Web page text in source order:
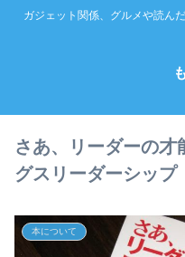
ガジェット関係、グルメや読ん
さあ、リーダーの才
グスリーダーシップ
本について